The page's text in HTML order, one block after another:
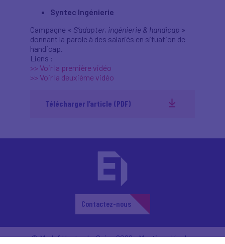
Syntec Ingénierie
Campagne « S’adapter, ingénierie & handicap »
donnant la parole à des salariés en situation de
handicap.
Liens :
>> Voir la première vidéo
>> Voir la deuxième vidéo
Télécharger l’article (PDF)
Contactez-nous
© Medef Hauts-de-Seine 2026 -Mentions légales